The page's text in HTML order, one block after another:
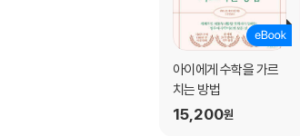
아이에게 수학을 가르
치는 방법
15,200원